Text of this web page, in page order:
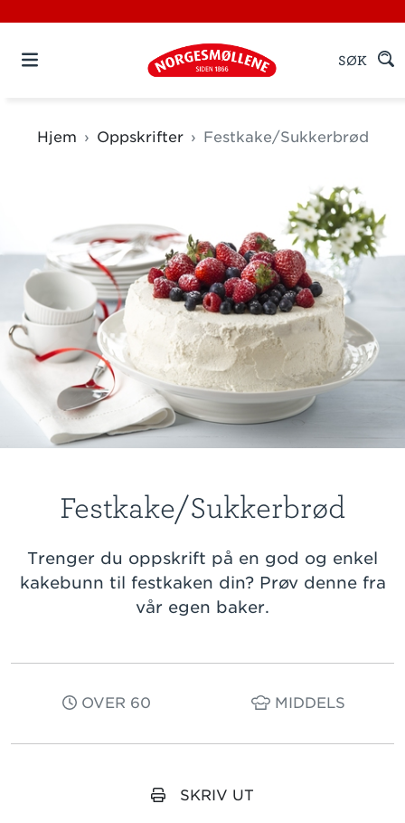
SØK
Hjem Oppskrifter Festkake/Sukkerbrød
Festkake/Sukkerbrød
Trenger du oppskrift på en god og enkel
kakebunn til festkaken din? Prøv denne fra
vår egen baker.
OVER 60 MIDDELS
SKRIV UT